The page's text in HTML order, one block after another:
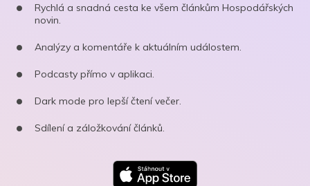
Rychlá a snadná cesta ke všem článkům Hospodářských
novin.
Analýzy a komentáře k aktuálním událostem.
Podcasty přímo v aplikaci.
Dark mode pro lepší čtení večer.
Sdílení a záložkování článků.